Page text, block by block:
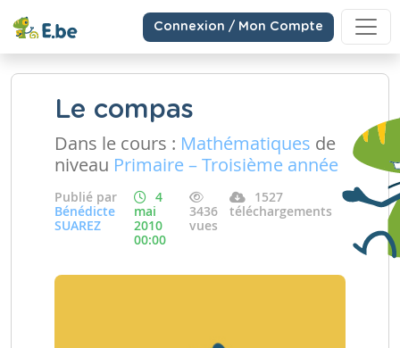
Connexion / Mon Compte
Le compas
Dans le cours : Mathématiques de
niveau Primaire – Troisième année
Publié par
Bénédicte
SUAREZ
4
mai
2010
00:00
3436
vues
1527
téléchargements